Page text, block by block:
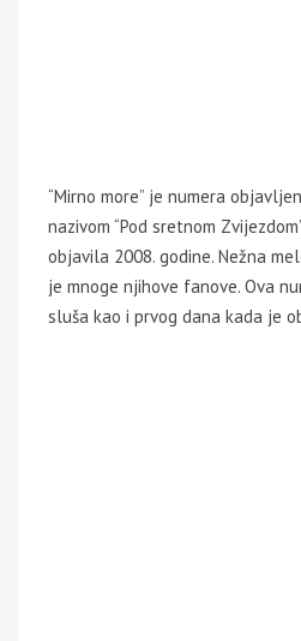
“Mirno more” je numera
nazivom “Pod sretnom
objavila 2008. godine. Nežna
je mnoge njihove fanove. Ova
sluša kao i prvog dana kada je